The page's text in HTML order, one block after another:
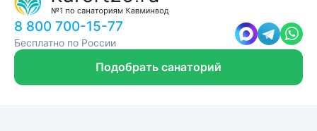
8 800 700-15-77
Бесплатно по России
Подобрать санаторий